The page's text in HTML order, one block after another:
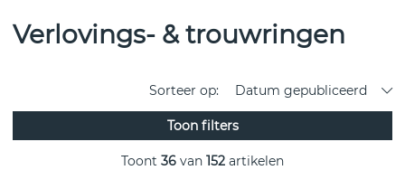
Verlovings- & trouwringen
Sorteer op: Datum gepubliceerd
Toon filters
Toont 36 van 152 artikelen